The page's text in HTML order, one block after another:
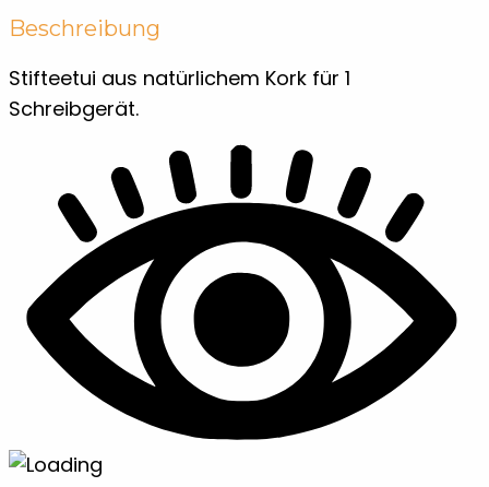
Beschreibung
Stifteetui aus natürlichem Kork für 1
Schreibgerät.